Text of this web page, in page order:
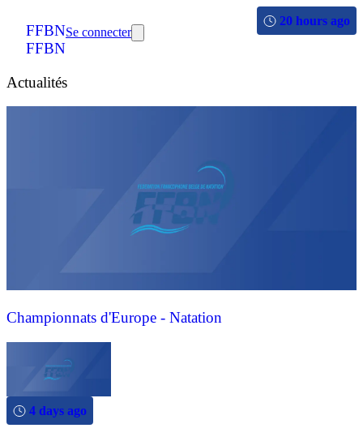
FFBN
FFBN
Se connecter
Actualités
20 hours ago
Championnats d'Europe - Natation
4 days ago